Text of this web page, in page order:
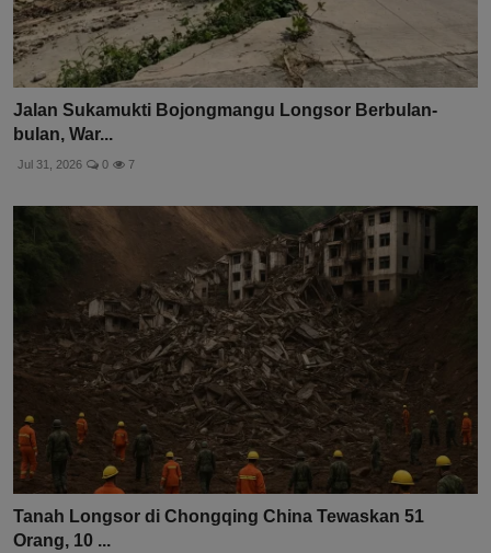
Jalan Sukamukti Bojongmangu Longsor Berbulan-
bulan, War...
Jul 31, 2026 0 7
Tanah Longsor di Chongqing China Tewaskan 51
Orang, 10 ...